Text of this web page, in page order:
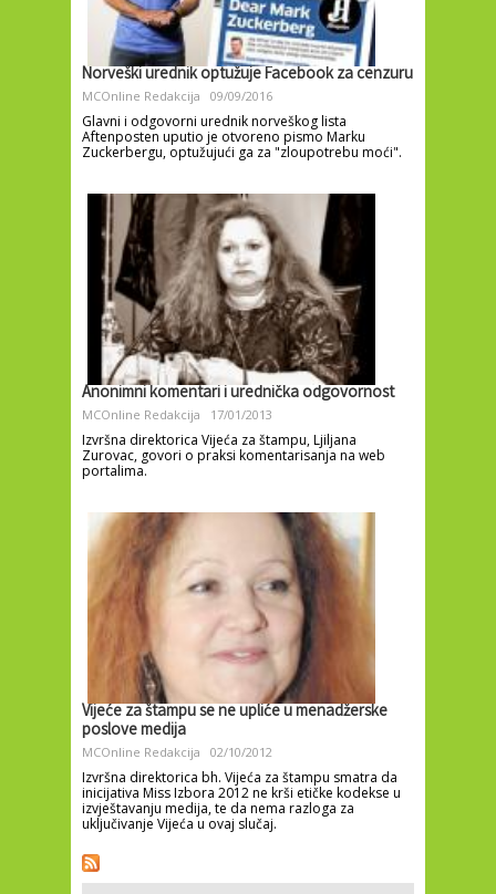
Norveški urednik optužuje Facebook za cenzuru
MCOnline Redakcija 09/09/2016
Glavni i odgovorni urednik norveškog lista
Aftenposten uputio je otvoreno pismo Marku
Zuckerbergu, optužujući ga za "zloupotrebu moći".
Anonimni komentari i urednička odgovornost
MCOnline Redakcija 17/01/2013
Izvršna direktorica Vijeća za štampu, Ljiljana
Zurovac, govori o praksi komentarisanja na web
portalima.
Vijeće za štampu se ne upliće u menadžerske
poslove medija
MCOnline Redakcija 02/10/2012
Izvršna direktorica bh. Vijeća za štampu smatra da
inicijativa Miss Izbora 2012 ne krši etičke kodekse u
izvještavanju medija, te da nema razloga za
uključivanje Vijeća u ovaj slučaj.